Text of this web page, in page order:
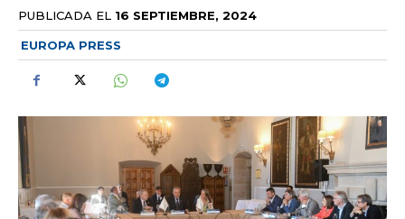
PUBLICADA EL 16 SEPTIEMBRE, 2024
EUROPA PRESS